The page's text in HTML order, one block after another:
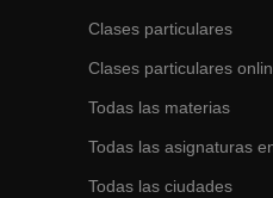
Clases particulares
Clases particulares
Todas las materias
Todas las asignaturas
Todas las ciudades